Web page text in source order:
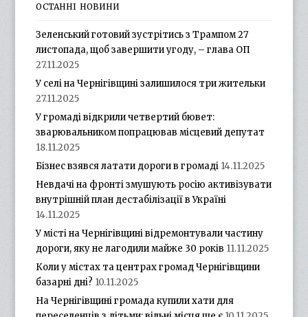
ОСТАННІ НОВИНИ
Зеленський готовий зустрітись з Трампом 27
листопада, щоб завершити угоду, – глава ОП
27.11.2025
У селі на Чернігівщині залишилося три жительки
27.11.2025
У громаді відкрили четвертий бювет:
зварювальником попрацював місцевий депутат
18.11.2025
Бізнес взявся латати дороги в громаді 14.11.2025
Невдачі на фронті змушують росію активізувати
внутрішній план дестабілізації в Україні
14.11.2025
У місті на Чернігівщині відремонтували частину
дороги, яку не лагодили майже 30 років 11.11.2025
Коли у містах та центрах громад Чернігівщини
базарні дні? 10.11.2025
На Чернігівщині громада купили хати для